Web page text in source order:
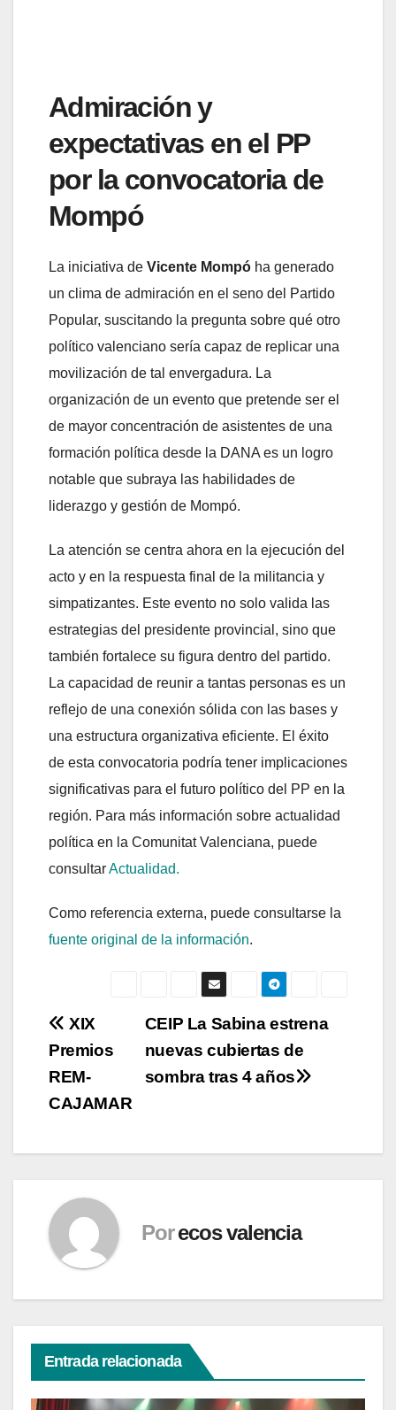
Admiración y
expectativas en el PP
por la convocatoria de
Mompó
La iniciativa de Vicente Mompó ha generado
un clima de admiración en el seno del Partido
Popular, suscitando la pregunta sobre qué otro
político valenciano sería capaz de replicar una
movilización de tal envergadura. La
organización de un evento que pretende ser el
de mayor concentración de asistentes de una
formación política desde la DANA es un logro
notable que subraya las habilidades de
liderazgo y gestión de Mompó.
La atención se centra ahora en la ejecución del
acto y en la respuesta final de la militancia y
simpatizantes. Este evento no solo valida las
estrategias del presidente provincial, sino que
también fortalece su figura dentro del partido.
La capacidad de reunir a tantas personas es un
reflejo de una conexión sólida con las bases y
una estructura organizativa eficiente. El éxito
de esta convocatoria podría tener implicaciones
significativas para el futuro político del PP en la
región. Para más información sobre actualidad
política en la Comunitat Valenciana, puede
consultarActualidad.
Como referencia externa, puede consultarse la
fuente original de la información.
Navegación
de
entradas
CEIP La Sabina estrena
nuevas cubiertas de
sombra tras 4 años
XIX
Premios
REM-
CAJAMAR
Por ecos valencia
Entrada relacionada